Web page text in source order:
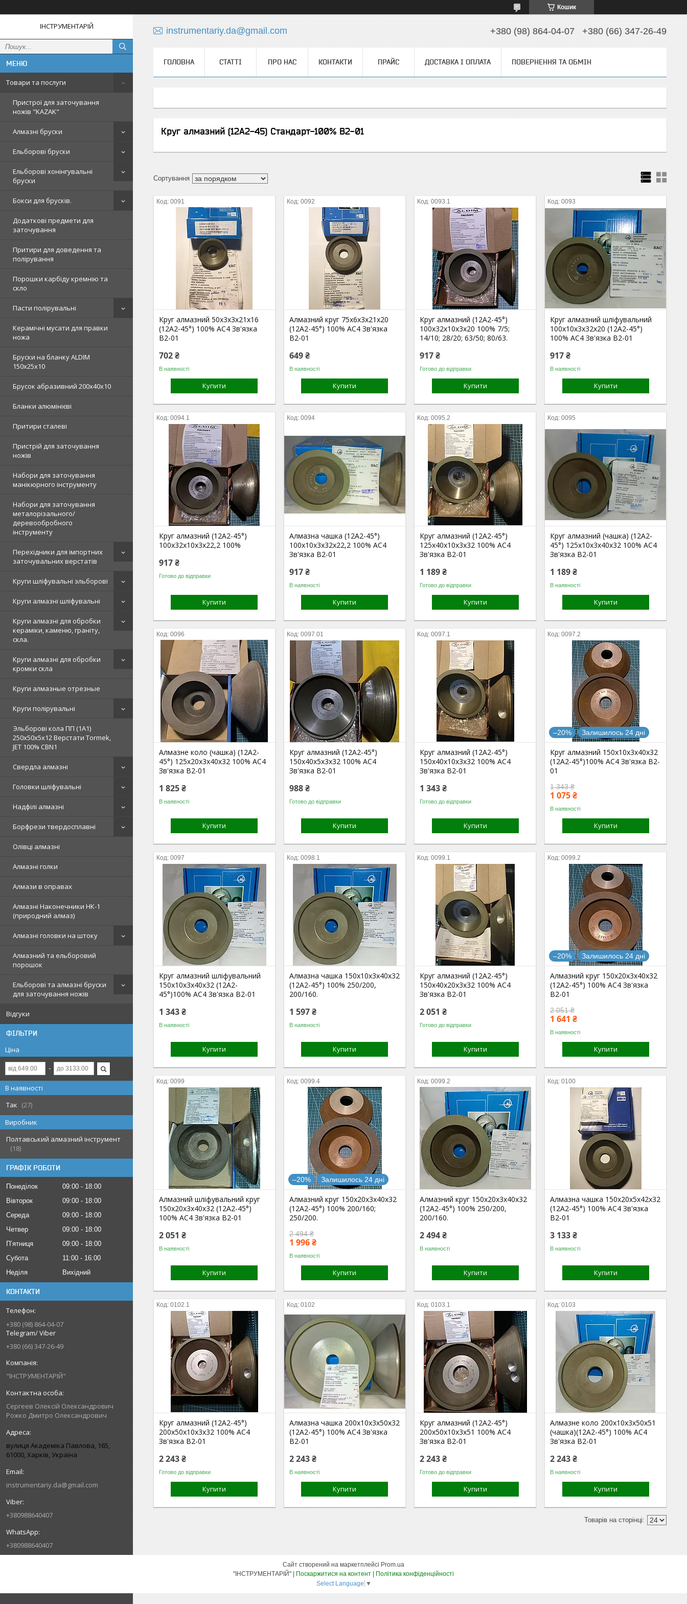
Кошик
ІНСТРУМЕНТАРІЙ
Товари та послуги
Пристрої для заточування
ножів "KAZAK"
Алмазні бруски
Ельборові бруски
Ельборові хонінгувальні
бруски
Бокси для брусків.
Додаткові предмети для
заточування
Притири для доведення та
полірування
Порошки карбіду кремнію та
скло
Пасти полірувальні
Керамічні мусати для правки
ножа
Бруски на бланку ALDIM
150х25х10
Брусок абразивний 200х40х10
Бланки алюмінієві
Притири сталеві
Пристрій для заточування
ножів
Набори для заточування
манікюрного інструменту
Набори для заточування
металорізального/
деревообробного
інструменту
Перехідники для імпортних
заточувальних верстатів
Круги шліфувальні эльборові
Круги алмазні шліфувальні
Круги алмазні для обробки
кераміки, каменю, граніту,
скла.
Круги алмазні для обробки
кромки скла
Круги алмазные отрезные
Круги полірувальні
Эльборові кола ПП (1А1)
250х50х5х12 Верстати Tormek,
JET 100% СВN1
Свердла алмазні
Головки шліфувальні
Надфілі алмазні
Борфрези твердосплавні
Олівці алмазні
Алмазні голки
Алмази в оправах
Алмазні Наконечники НК-1
(природний алмаз)
Алмазні головки на штоку
Алмазний та ельборовий
порошок
Ельборові та алмазні бруски
для заточування ножів
Відгуки
ФІЛЬТРИ
Ціна
В наявності
Так
27
Виробник
Полтавський алмазний інструмент
18
ГРАФІК РОБОТИ
Понеділок 09:00
18:00
Вівторок
09:00
18:00
Середа
09:00
18:00
Четвер
09:00
18:00
Пʼятниця
09:00
18:00
Субота
11:00
16:00
Неділя
Вихідний
КОНТАКТИ
+380 (98) 864-04-07
Telegram/ Viber
+380 (66) 347-26-49
"ІНСТРУМЕНТАРІЙ"
Сергеев Олексій Олександрович
Рожко Дмитро Олександрович
вулиця Академіка Павлова, 165,
61000, Харків, Україна
instrumentariy.da@gmail.com
+380988640407
+380988640407
instrumentariy.da@gmail.com +380 (98) 864-04-07 +380 (66) 347-26-49
ГОЛОВНА СТАТТІ ПРО НАС КОНТАКТИ ПРАЙС ДОСТАВКА І ОПЛАТА ПОВЕРНЕННЯ ТА ОБМІН
Круг алмазний (12А2-45) Стандарт-100% В2-01
0091
Круг алмазний 50х3х3х21х16
(12А2-45°) 100% АС4 Зв'язка
В2-01
702 ₴
В наявності
Купити
0092
Алмазний круг 75х6х3х21х20
(12А2-45°) 100% АС4 Зв'язка
В2-01
649 ₴
В наявності
Купити
0093.1
Круг алмазний (12А2-45°)
100х32х10х3х20 100% 7/5;
14/10; 28/20; 63/50; 80/63.
917 ₴
Готово до відправки
Купити
0093
Круг алмазний шліфувальний
100х10х3х32х20 (12А2-45°)
100% АС4 Зв'язка В2-01
917 ₴
В наявності
Купити
0094.1
Круг алмазний (12А2-45°)
100х32х10х3х22,2 100%
917 ₴
Готово до відправки
Купити
0094
Алмазна чашка (12А2-45°)
100х10х3х32х22,2 100% АС4
Зв'язка В2-01
917 ₴
В наявності
Купити
0095.2
Круг алмазний (12А2-45°)
125х40х10х3х32 100% АС4
Зв'язка В2-01
1 189 ₴
Готово до відправки
Купити
0095
Круг алмазний (чашка) (12А2-
45°) 125х10х3х40х32 100% АС4
Зв'язка В2-01
1 189 ₴
В наявності
Купити
0096
Алмазне коло (чашка) (12А2-
45°) 125х20х3х40х32 100% АС4
Зв'язка В2-01
1 825 ₴
В наявності
Купити
0097.01
Круг алмазний (12А2-45°)
150х40х5х3х32 100% АС4
Зв'язка В2-01
988 ₴
Готово до відправки
Купити
0097.1
Круг алмазний (12А2-45°)
150х40х10х3х32 100% АС4
Зв'язка В2-01
1 343 ₴
Готово до відправки
Купити
0097.2
–20% Залишилось 24 дні
Круг алмазний 150х10х3х40х32
(12А2-45°)100% АС4 Зв'язка В2-
01
1 343 ₴
1 075 ₴
В наявності
Купити
0097
Круг алмазний шліфувальний
150х10х3х40х32 (12А2-
45°)100% АС4 Зв'язка В2-01
1 343 ₴
В наявності
Купити
0098.1
Алмазна чашка 150х10х3х40х32
(12А2-45°) 100% 250/200,
200/160.
1 597 ₴
В наявності
Купити
0099.1
Круг алмазний (12А2-45°)
150х40х20х3х32 100% АС4
Зв'язка В2-01
2 051 ₴
Готово до відправки
Купити
0099.2
–20% Залишилось 24 дні
Алмазний круг 150х20х3х40х32
(12А2-45°) 100% АС4 Зв'язка
В2-01
2 051 ₴
1 641 ₴
В наявності
Купити
0099
Алмазний шліфувальний круг
150х20х3х40х32 (12А2-45°)
100% АС4 Зв'язка В2-01
2 051 ₴
В наявності
Купити
0099.4
–20% Залишилось 24 дні
Алмазний круг 150х20х3х40х32
(12А2-45°) 100% 200/160;
250/200.
2 494 ₴
1 996 ₴
В наявності
Купити
0099.2
Алмазний круг 150х20х3х40х32
(12А2-45°) 100% 250/200,
200/160.
2 494 ₴
В наявності
Купити
0100
Алмазна чашка 150х20х5х42х32
(12А2-45°) 100% АС4 Зв'язка
В2-01
3 133 ₴
В наявності
Купити
0102.1
Круг алмазний (12А2-45°)
200х50х10х3х32 100% АС4
Зв'язка В2-01
2 243 ₴
Готово до відправки
Купити
0102
Алмазна чашка 200х10х3х50х32
(12А2-45°) 100% АС4 Зв'язка
В2-01
2 243 ₴
В наявності
Купити
0103.1
Круг алмазний (12А2-45°)
200х50х10х3х51 100% АС4
Зв'язка В2-01
2 243 ₴
Готово до відправки
Купити
0103
Алмазне коло 200х10х3х50х51
(чашка)(12А2-45°) 100% АС4
Зв'язка В2-01
2 243 ₴
В наявності
Купити
Сайт створений на маркетплейсі Prom.ua
Поскаржитися на контент
Політика конфіденційності
Select Language ▼